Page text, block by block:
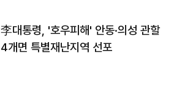
李대통령, '호우피해' 안동·의성 관할
4개면 특별재난지역 선포